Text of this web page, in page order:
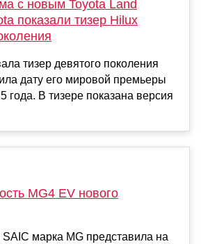
с новым Toyota Land
показали тизер Hilux
тизер девятого поколения
дату его мировой премьеры
года. В тизере показана версия
MG4 EV нового
марка MG представила на